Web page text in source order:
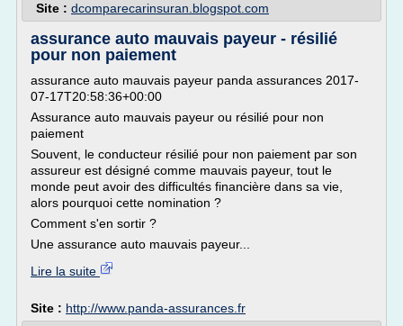
Site : dcomparecarinsuran.blogspot.com
assurance auto mauvais payeur - résilié
pour non paiement
assurance auto mauvais payeur panda assurances 2017-
07-17T20:58:36+00:00
Assurance auto mauvais payeur ou résilié pour non
paiement
Souvent, le conducteur résilié pour non paiement par son
assureur est désigné comme mauvais payeur, tout le
monde peut avoir des difficultés financière dans sa vie,
alors pourquoi cette nomination ?
Comment s'en sortir ?
Une assurance auto mauvais payeur...
Lire la suite
Site : http://www.panda-assurances.fr